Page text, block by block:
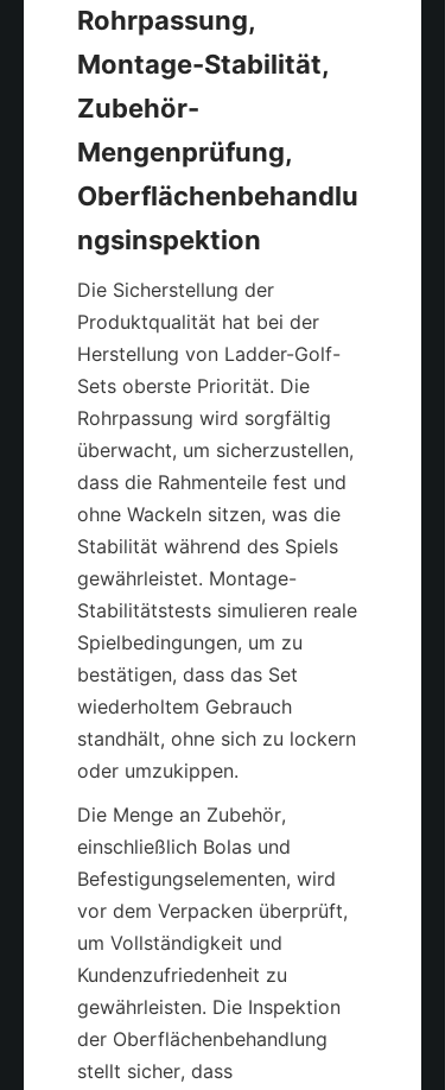
Rohrpassung,
Montage-Stabilität,
Zubehör-
Mengenprüfung,
Oberflächenbehandlu
Die Sicherstellung der
Produktqualität hat bei der
Herstellung von Ladder-Golf-
Sets oberste Priorität. Die
Rohrpassung wird sorgfältig
überwacht, um sicherzustellen,
dass die Rahmenteile fest und
ohne Wackeln sitzen, was die
Stabilität während des Spiels
gewährleistet. Montage-
Stabilitätstests simulieren reale
Spielbedingungen, um zu
bestätigen, dass das Set
wiederholtem Gebrauch
standhält, ohne sich zu lockern
Die Menge an Zubehör,
einschließlich Bolas und
Befestigungselementen, wird
vor dem Verpacken überprüft,
um Vollständigkeit und
Kundenzufriedenheit zu
gewährleisten. Die Inspektion
der Oberflächenbehandlung
stellt sicher, dass